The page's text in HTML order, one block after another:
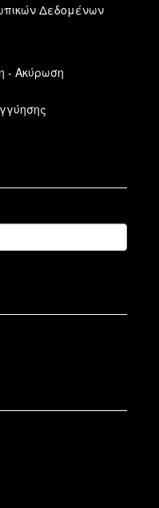
Δεδομένων
- Ακύρωση